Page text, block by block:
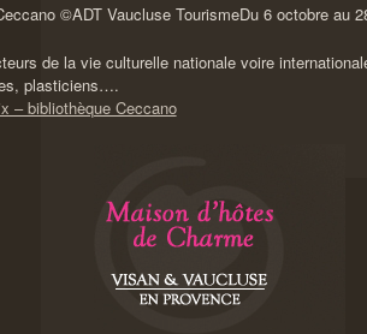
Du 6 octobre au
de la vie culturelle nationale voire
plasticiens….
– bibliothèque Ceccano